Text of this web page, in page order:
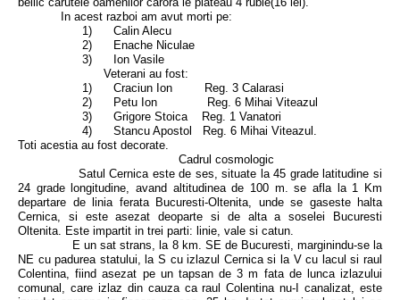
In acest razboi am avut morti pe:
1) Calin Alecu
2) Enache Niculae
3) Ion Vasile
Veterani au fost:
1) Craciun Ion Reg. 3 Calarasi
2) Petu Ion Reg. 6 Mihai Viteazul
3) Grigore Stoica Reg. 1 Vanatori
4) Stancu Apostol Reg. 6 Mihai Viteazul.
Toti acestia au fost decorate.
Cadrul cosmologic
Satul Cernica este de ses, situate la 45 grade latitudine si
24 grade longitudine, avand altitudinea de 100 m. se afla la 1 Km
departare de linia ferata Bucuresti-Oltenita, unde se gaseste halta
Cernica, si este asezat deoparte si de alta a soselei Bucuresti
Oltenita. Este impartit in trei parti: linie, vale si catun.
E un sat strans, la 8 km. SE de Bucuresti, marginindu-se la
NE cu padurea statului, la S cu izlazul Cernica si la V cu lacul si raul
Colentina, fiind asezat pe un tapsan de 3 m fata de lunca izlazului
comunal, care izlaz din cauza ca raul Colentina nu-I canalizat, este